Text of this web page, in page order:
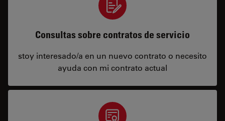
Consultas sobre contratos de servicio
stoy interesado/a en un nuevo contrato o necesito
ayuda con mi contrato actual